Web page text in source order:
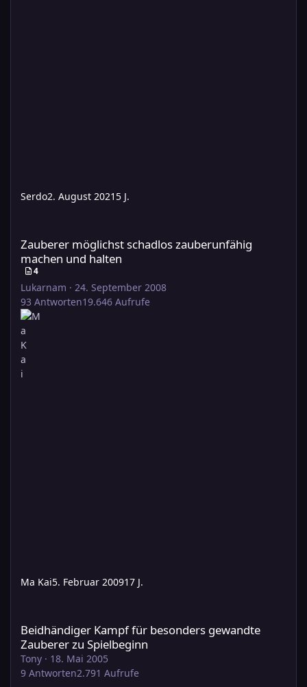
Serdo2. August 2021 5 J.
Zauberer möglichst schadlos zauberunfähig
machen und halten
4
Lukarnam · 24. September 2008
93 Antworten19.646 Aufrufe
Ma Kai5. Februar 200917 J.
Beidhändiger Kampf für besonders gewandte
Zauberer zu Spielbeginn
Tony · 18. Mai 2005
9 Antworten2.791 Aufrufe